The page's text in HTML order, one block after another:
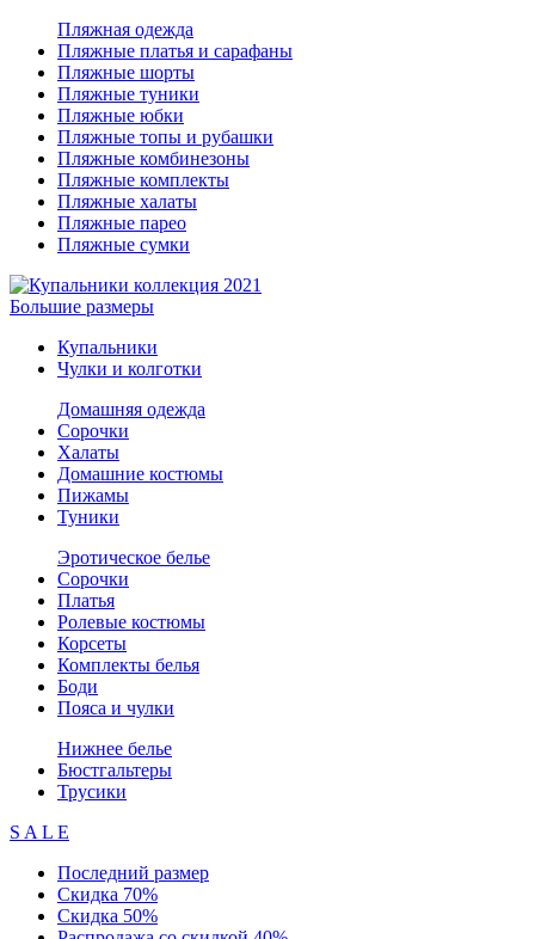
Пляжная одежда
Пляжные платья и сарафаны
Пляжные шорты
Пляжные туники
Пляжные юбки
Пляжные топы и рубашки
Пляжные комбинезоны
Пляжные комплекты
Пляжные халаты
Пляжные парео
Пляжные сумки
Большие размеры
Купальники
Чулки и колготки
Домашняя одежда
Сорочки
Халаты
Домашние костюмы
Пижамы
Туники
Эротическое белье
Сорочки
Платья
Ролевые костюмы
Корсеты
Комплекты белья
Боди
Пояса и чулки
Нижнее белье
Бюстгальтеры
Трусики
S A L E
Последний размер
Скидка 70%
Скидка 50%